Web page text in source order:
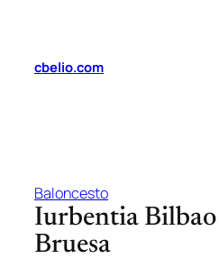
contenido
cbelio.com
Baloncesto
Iurbentia
Bruesa